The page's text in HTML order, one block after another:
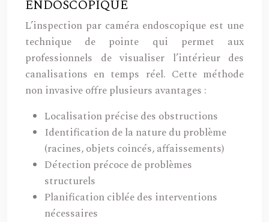
ENDOSCOPIQUE
L’inspection par caméra endoscopique est une
technique de pointe qui permet aux
professionnels de visualiser l’intérieur des
canalisations en temps réel. Cette méthode
non invasive offre plusieurs avantages :
Localisation précise des obstructions
Identification de la nature du problème
(racines, objets coincés, affaissements)
Détection précoce de problèmes
structurels
Planification ciblée des interventions
nécessaires